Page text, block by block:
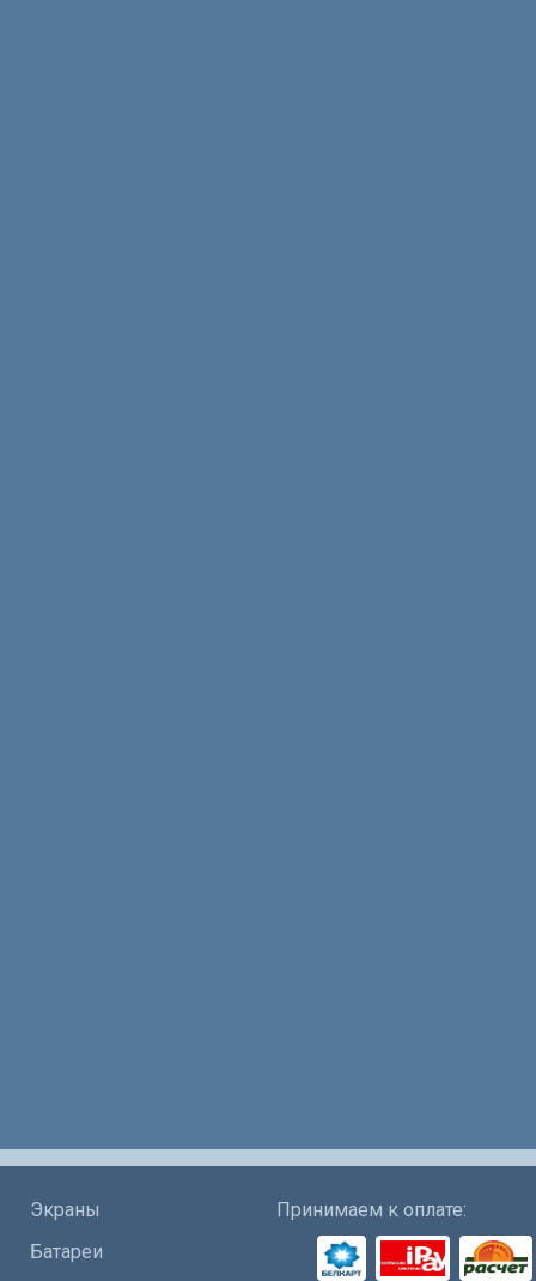
Экраны
Батареи
Принимаем к оплате: